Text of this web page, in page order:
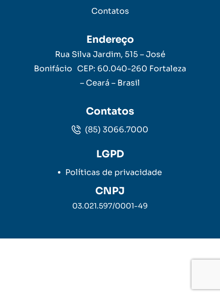
Contatos
Endereço
Rua Silva Jardim, 515 – José
Bonifácio CEP: 60.040-260 Fortaleza
– Ceará – Brasil
Contatos
(85) 3066.7000
LGPD
Políticas de privacidade
CNPJ
03.021.597/0001-49